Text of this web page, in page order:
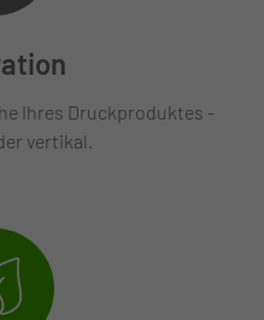
Ihres Druckproduktes -
vertikal.